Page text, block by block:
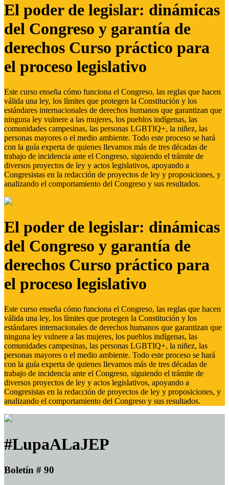
El poder de legislar: dinámicas
del Congreso y garantía de
derechos Curso práctico para
el proceso legislativo
Este curso enseña cómo funciona el Congreso, las reglas que hacen
válida una ley, los límites que protegen la Constitución y los
estándares internacionales de derechos humanos que garantizan que
ninguna ley vulnere a las mujeres, los pueblos indígenas, las
comunidades campesinas, las personas LGBTIQ+, la niñez, las
personas mayores o el medio ambiente. Todo este proceso se hará
con la guía experta de quienes llevamos más de tres décadas de
trabajo de incidencia ante el Congreso, siguiendo el trámite de
diversos proyectos de ley y actos legislativos, apoyando a
Congresistas en la redacción de proyectos de ley y proposiciones, y
analizando el comportamiento del Congreso y sus resultados.
El poder de legislar: dinámicas
del Congreso y garantía de
derechos Curso práctico para
el proceso legislativo
Este curso enseña cómo funciona el Congreso, las reglas que hacen
válida una ley, los límites que protegen la Constitución y los
estándares internacionales de derechos humanos que garantizan que
ninguna ley vulnere a las mujeres, los pueblos indígenas, las
comunidades campesinas, las personas LGBTIQ+, la niñez, las
personas mayores o el medio ambiente. Todo este proceso se hará
con la guía experta de quienes llevamos más de tres décadas de
trabajo de incidencia ante el Congreso, siguiendo el trámite de
diversos proyectos de ley y actos legislativos, apoyando a
Congresistas en la redacción de proyectos de ley y proposiciones, y
analizando el comportamiento del Congreso y sus resultados.
#LupaALaJEP
Boletín # 90